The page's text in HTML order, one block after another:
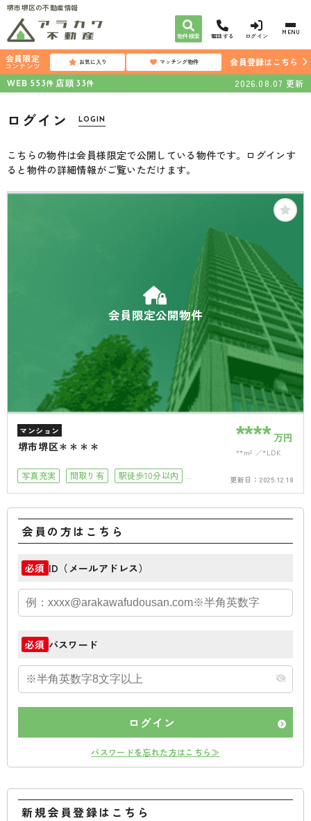
堺市堺区の不動産情報
物件検索 電話する ログイン MENU
会員限定
コンテンツ お気に入り マッチング物件
会員登録はこちら
WEB 553件 店頭 33件 2026.08.07 更新
ログイン LOGIN
こちらの物件は会員様限定で公開している物件です。ログインす
ると物件の詳細情報がご覧いただけます。
会員限定公開物件
マンション
堺市堺区＊＊＊＊ ****万円
**m² *LDK
写真充実 間取り有
駅徒歩10分以内
更新日： 2025.12.18
会員の方はこちら
必須 ID（メールアドレス）
必須 パスワード
ログイン
パスワードを忘れた方はこちら≫
新規会員登録はこちら